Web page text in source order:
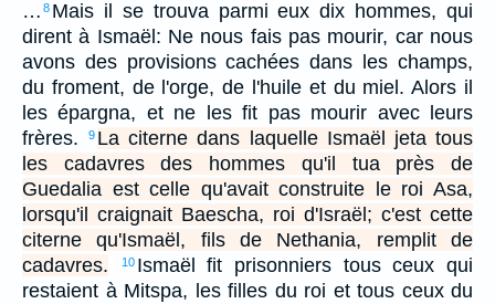
… 8 Mais il se trouva parmi eux dix hommes, qui
dirent à Ismaël: Ne nous fais pas mourir, car nous
avons des provisions cachées dans les champs,
du froment, de l'orge, de l'huile et du miel. Alors il
les épargna, et ne les fit pas mourir avec leurs
frères.
9 La citerne dans laquelle Ismaël jeta tous
les cadavres des hommes qu'il tua près de
Guedalia est celle qu'avait construite le roi Asa,
lorsqu'il craignait Baescha, roi d'Israël; c'est cette
citerne qu'Ismaël, fils de Nethania, remplit de
cadavres.
10 Ismaël fit prisonniers tous ceux qui
restaient à Mitspa, les filles du roi et tous ceux du